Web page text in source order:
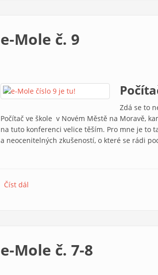
e-Mole č. 9
Zdá se to
Počítač ve škole v Novém Městě na Moravě,
na tuto konferenci velice těším. Pro mne je to
a neocenitelných zkušeností, o které se rádi
Číst dál
e-Mole č. 7-8